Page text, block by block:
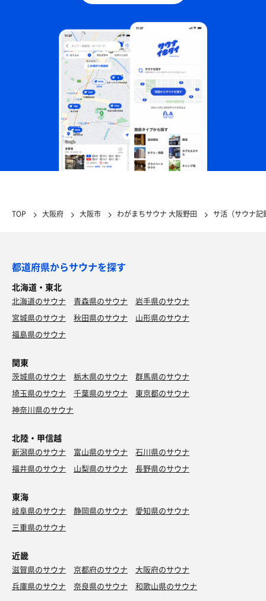
TOP 大阪府 大阪市 わがまちサウナ 大阪野田 サ活（サウナ記
都道府県からサウナを探す
北海道・東北
北海道のサウナ 青森県のサウナ
岩手県のサウナ
宮城県のサウナ
秋田県のサウナ
山形県のサウナ
福島県のサウナ
関東
茨城県のサウナ 栃木県のサウナ
群馬県のサウナ
埼玉県のサウナ
千葉県のサウナ
東京都のサウナ
神奈川県のサウナ
北陸・甲信越
新潟県のサウナ 富山県のサウナ
石川県のサウナ
福井県のサウナ
山梨県のサウナ 長野県のサウナ
東海
岐阜県のサウナ 静岡県のサウナ
愛知県のサウナ
三重県のサウナ
近畿
滋賀県のサウナ 京都府のサウナ
大阪府のサウナ
兵庫県のサウナ
奈良県のサウナ 和歌山県のサウナ